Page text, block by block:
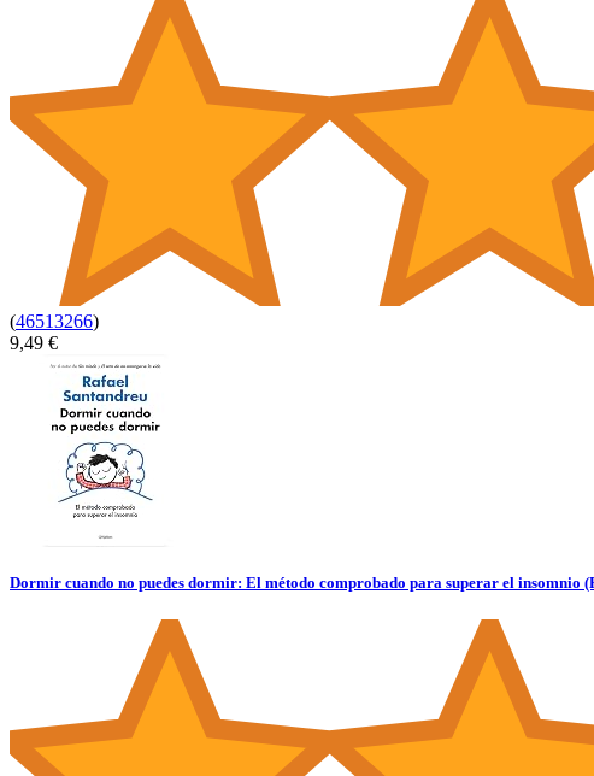
(46513266)
9,49 €
Dormir cuando no puedes dormir: El método comprobado para superar el